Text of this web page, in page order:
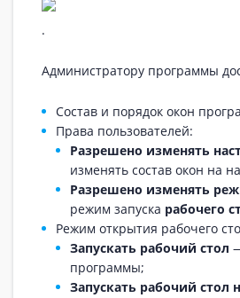
.
Администратору программы
Состав и порядок окон
Права пользователей:
Разрешено изменять
изменять состав окон на
Разрешено изменять
режим запуска рабочего
Режим открытия рабочего
Запускать рабочий стол
программы;
Запускать рабочий стол